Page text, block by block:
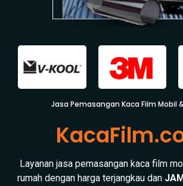
Jasa Pemasangan Kaca Film Mobil
Layanan jasa pemasangan kaca film
rumah dengan harga terjangkau dan